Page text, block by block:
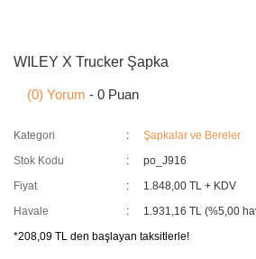
WILEY X Trucker Şapka
(0) Yorum - 0 Puan
Kategori
Şapkalar ve Bereler
Stok Kodu
po_J916
Fiyat
1.848,00 TL + KDV
Havale
1.931,16 TL (%5,00
*208,09 TL den başlayan taksitlerle!